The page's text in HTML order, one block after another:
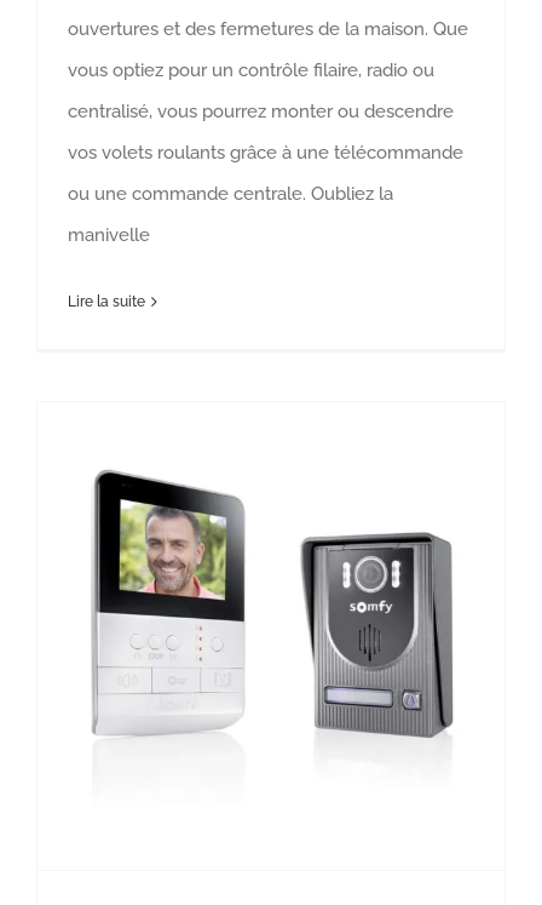
ouvertures et des fermetures de la maison. Que
vous optiez pour un contrôle filaire, radio ou
centralisé, vous pourrez monter ou descendre
vos volets roulants grâce à une télécommande
ou une commande centrale. Oubliez la
manivelle
Lire la suite
Visiophone avec moniteur intérieur et
sa platine de rue
CBA Automatisme